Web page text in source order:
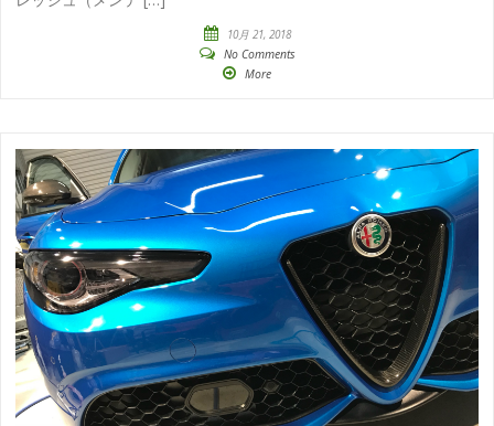
10月 21, 2018
No Comments
More